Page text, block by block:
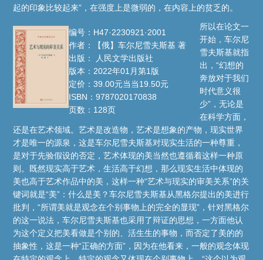
起的印象比较起来”，在强度上是微弱的，在内容上的贫乏的。
编号：H47·2230921·2001
作者：【俄】车尔尼雪夫斯基 著
出版： 人民文学出版社
版本：2022年01月第1版
定价：39.00元当当19.50元
ISBN：9787020170838
页数：128页
所以在论文一
开始，车尔尼
雪夫斯基就指
出，“幻想的
奔放对于我们
时代意义很
少”，无论是
在科学方面，
还是在艺术领域。艺术是改造物，艺术是想象的产物，现实世界
才是唯一的源泉，这是车尔尼雪夫斯基对现实生活的一种尊重，
是对于先验假设的否定，艺术体现的美当然也遵循着这样一种原
则。既然现实高于艺术，生活高于幻想，那么现实生活中体现的
美也高于艺术作品中的美，这样一种“艺术与现实的审美关系”的关
键词就是“美”：什么是美？车尔尼雪夫斯基从黑格尔提出的美进行
批判，“所谓美就是观念在个别事物上的完全的显现”，针对黑格尔
的这一说法，车尔尼雪夫斯基也采用了辩证的思想，一方面他认
为这个定义把美看做是个别的、活生生的事物，而否定了美的的
抽象性，这是一种“正确的方面”，因为在他看来，一般的观念体现